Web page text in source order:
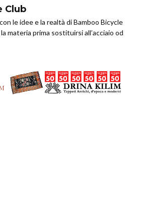
Club
le idee e la realtà di Bamboo Bicycle
materia prima sostituirsi all’acciaio od